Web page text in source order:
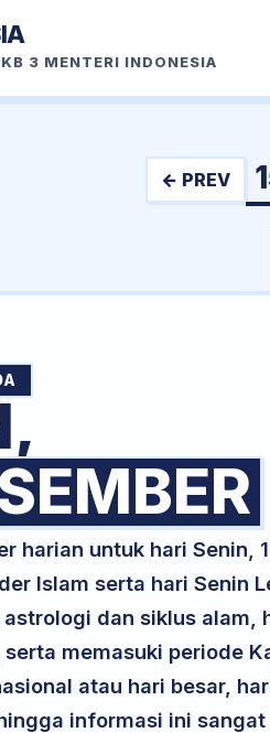
3 MENTERI INDONESIA
← PREV
harian untuk hari Senin,
Islam serta hari Senin
dan siklus alam,
memasuki periode
atau hari besar,
informasi ini